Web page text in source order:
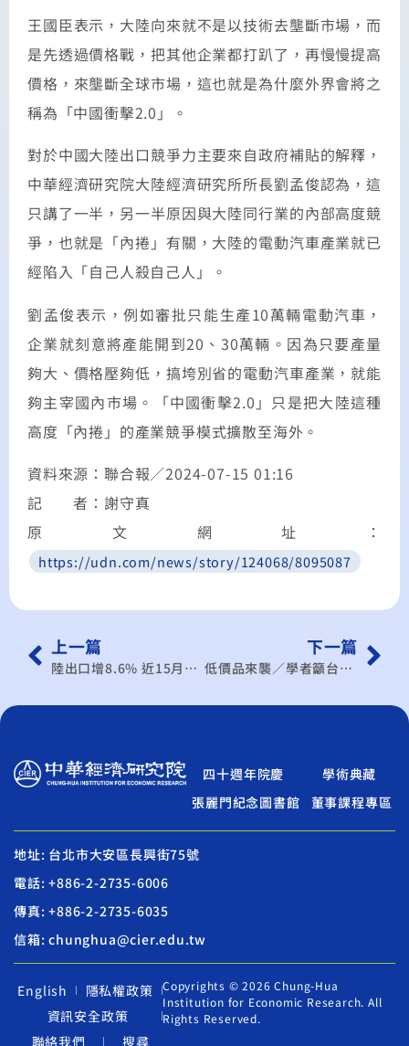
王國臣表示，大陸向來就不是以技術去壟斷市場，而
是先透過價格戰，把其他企業都打趴了，再慢慢提高
價格，來壟斷全球市場，這也就是為什麼外界會將之
稱為「中國衝擊2.0」。
對於中國大陸出口競爭力主要來自政府補貼的解釋，
中華經濟研究院大陸經濟研究所所長劉孟俊認為，這
只講了一半，另一半原因與大陸同行業的內部高度競
爭，也就是「內捲」有關，大陸的電動汽車產業就已
經陷入「自己人殺自己人」。
劉孟俊表示，例如審批只能生產10萬輛電動汽車，
企業就刻意將產能開到20、30萬輛。因為只要產量
夠大、價格壓夠低，搞垮別省的電動汽車產業，就能
夠主宰國內市場。「中國衝擊2.0」只是把大陸這種
高度「內捲」的產業競爭模式擴散至海外。
資料來源：聯合報／2024-07-15 01:16
記 者：謝守真
原文網址：
https://udn.com/news/story/124068/8095087
上一篇
陸出口增8.6% 近15月最猛 搶在各國加徵關稅前出貨
下一篇
低價品來襲／學者籲台灣企業 在他國建供應鏈
四十週年院慶
學術典藏
張麗門紀念圖書館
董事課程專區
地址: 台北市大安區長興街75號
電話: +886-2-2735-6006
傳真: +886-2-2735-6035
信箱: chunghua@cier.edu.tw
English
隱私權政策
資訊安全政策
聯絡我們
搜尋
Copyrights © 2026 Chung-Hua
Institution for Economic Research. All
Rights Reserved.